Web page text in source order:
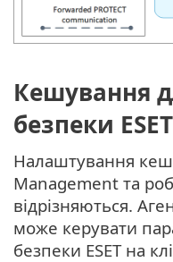
Кешування
безпеки ESET
Налаштування
Management та
відрізняються.
може керувати
безпеки ESET на